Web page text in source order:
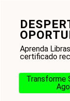
Aprenda
certificado
Transforme
conteúdo
Home-Blog-
Testamento-
Seus Significados